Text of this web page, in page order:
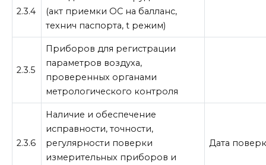
2.3.4
(акт приемки ОС на балланс,
технич паспорта, t режим)
2.3.5
Приборов для регистрации
параметров воздуха,
проверенных органами
метрологического контроля
2.3.6
Наличие и обеспечение
исправности, точности,
регулярности поверки
измерительных приборов и
Дата